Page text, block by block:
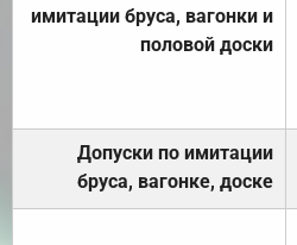
имитации бруса, вагонки и
половой доски
Допуски по имитации
бруса, вагонке, доске